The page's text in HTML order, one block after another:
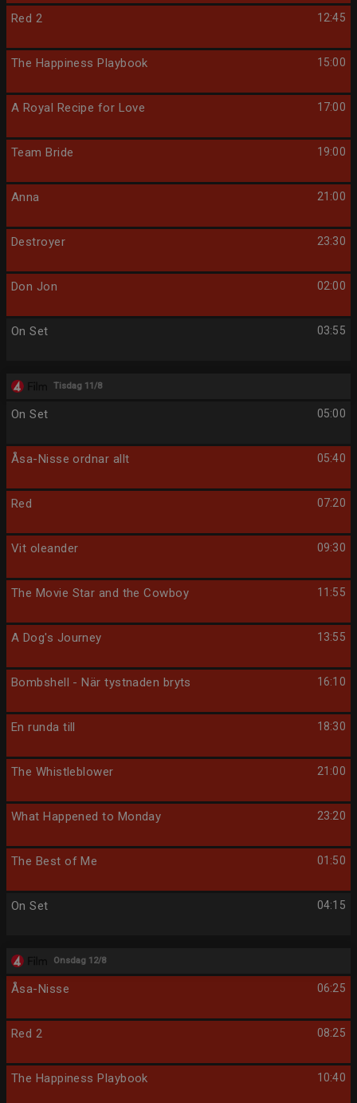
12:45
Red 2
15:00
The Happiness Playbook
17:00
A Royal Recipe for Love
19:00
Team Bride
21:00
Anna
23:30
Destroyer
02:00
Don Jon
03:55
On Set
Tisdag 11/8
05:00
On Set
05:40
Åsa-Nisse ordnar allt
07:20
Red
09:30
Vit oleander
11:55
The Movie Star and the Cowboy
13:55
A Dog's Journey
16:10
Bombshell - När tystnaden bryts
18:30
En runda till
21:00
The Whistleblower
23:20
What Happened to Monday
01:50
The Best of Me
04:15
On Set
Onsdag 12/8
06:25
Åsa-Nisse
08:25
Red 2
10:40
The Happiness Playbook